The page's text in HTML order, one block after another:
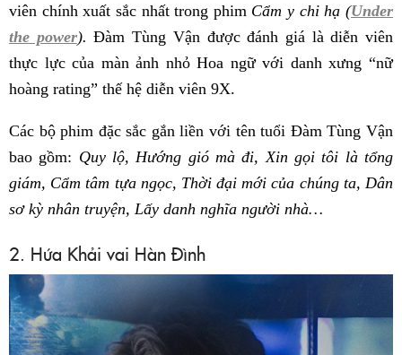
viên chính xuất sắc nhất trong phim Cẩm y chi hạ (Under
the power). Đàm Tùng Vận được đánh giá là diễn viên
thực lực của màn ảnh nhỏ Hoa ngữ với danh xưng “nữ
hoàng rating” thế hệ diễn viên 9X.
Các bộ phim đặc sắc gắn liền với tên tuổi Đàm Tùng Vận
bao gồm: Quy lộ, Hướng gió mà đi, Xin gọi tôi là tổng
giám, Cẩm tâm tựa ngọc, Thời đại mới của chúng ta, Dân
sơ kỳ nhân truyện, Lấy danh nghĩa người nhà…
2. Hứa Khải vai Hàn Đình